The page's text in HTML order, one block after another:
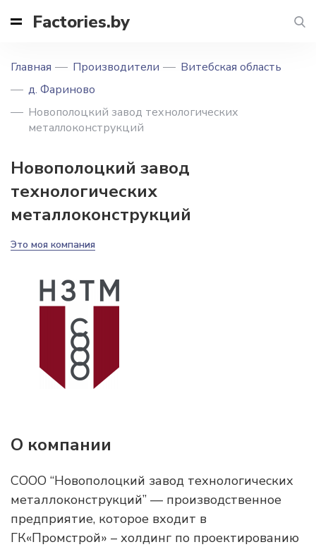
Factories.by
Главная Производители
Витебская область
д. Фариново
Новополоцкий завод технологических
металлоконструкций
Новополоцкий завод
технологических
металлоконструкций
Это моя компания
О компании
СООО “Новополоцкий завод технологических
металлоконструкций” — производственное
предприятие, которое входит в
ГК«Промстрой» – холдинг по проектированию